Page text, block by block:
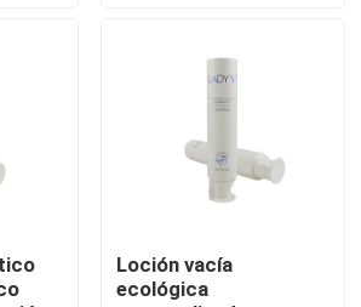
Loción vacía
ecológica